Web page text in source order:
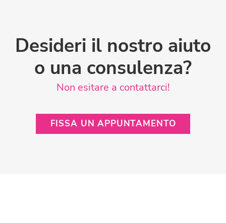
Desideri il nostro aiuto
o una consulenza?
Non esitare a contattarci!
FISSA UN APPUNTAMENTO